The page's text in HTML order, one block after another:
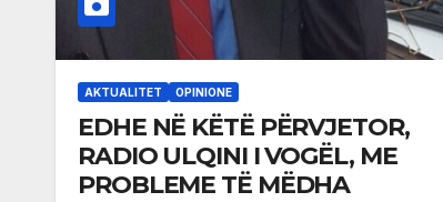
AKTUALITET OPINIONE
EDHE NË KËTË PËRVJETOR,
RADIO ULQINI I VOGËL, ME
PROBLEME TË MËDHA